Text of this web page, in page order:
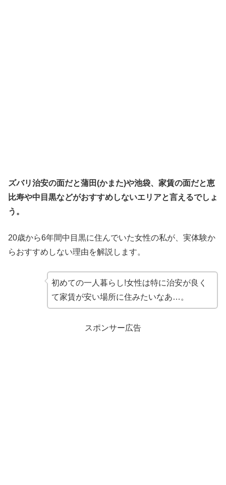
ズバリ治安の面だと蒲田(かまた)や池袋、家賃の面だと恵
比寿や中目黒などがおすすめしないエリアと言えるでしょ
う。
20歳から6年間中目黒に住んでいた女性の私が、実体験か
らおすすめしない理由を解説します。
初めての一人暮らし!女性は特に治安が良く
て家賃が安い場所に住みたいなあ…。
スポンサー広告